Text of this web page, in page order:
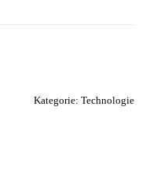
Kategorie: Technologie